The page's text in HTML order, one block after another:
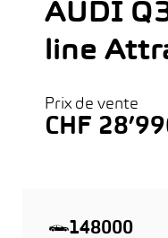
AUDI
line
Prix de vente
CHF
148000